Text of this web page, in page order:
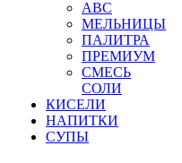
АВС
МЕЛЬНИЦЫ
ПАЛИТРА
ПРЕМИУМ
СМЕСЬ
СОЛИ
КИСЕЛИ
НАПИТКИ
СУПЫ